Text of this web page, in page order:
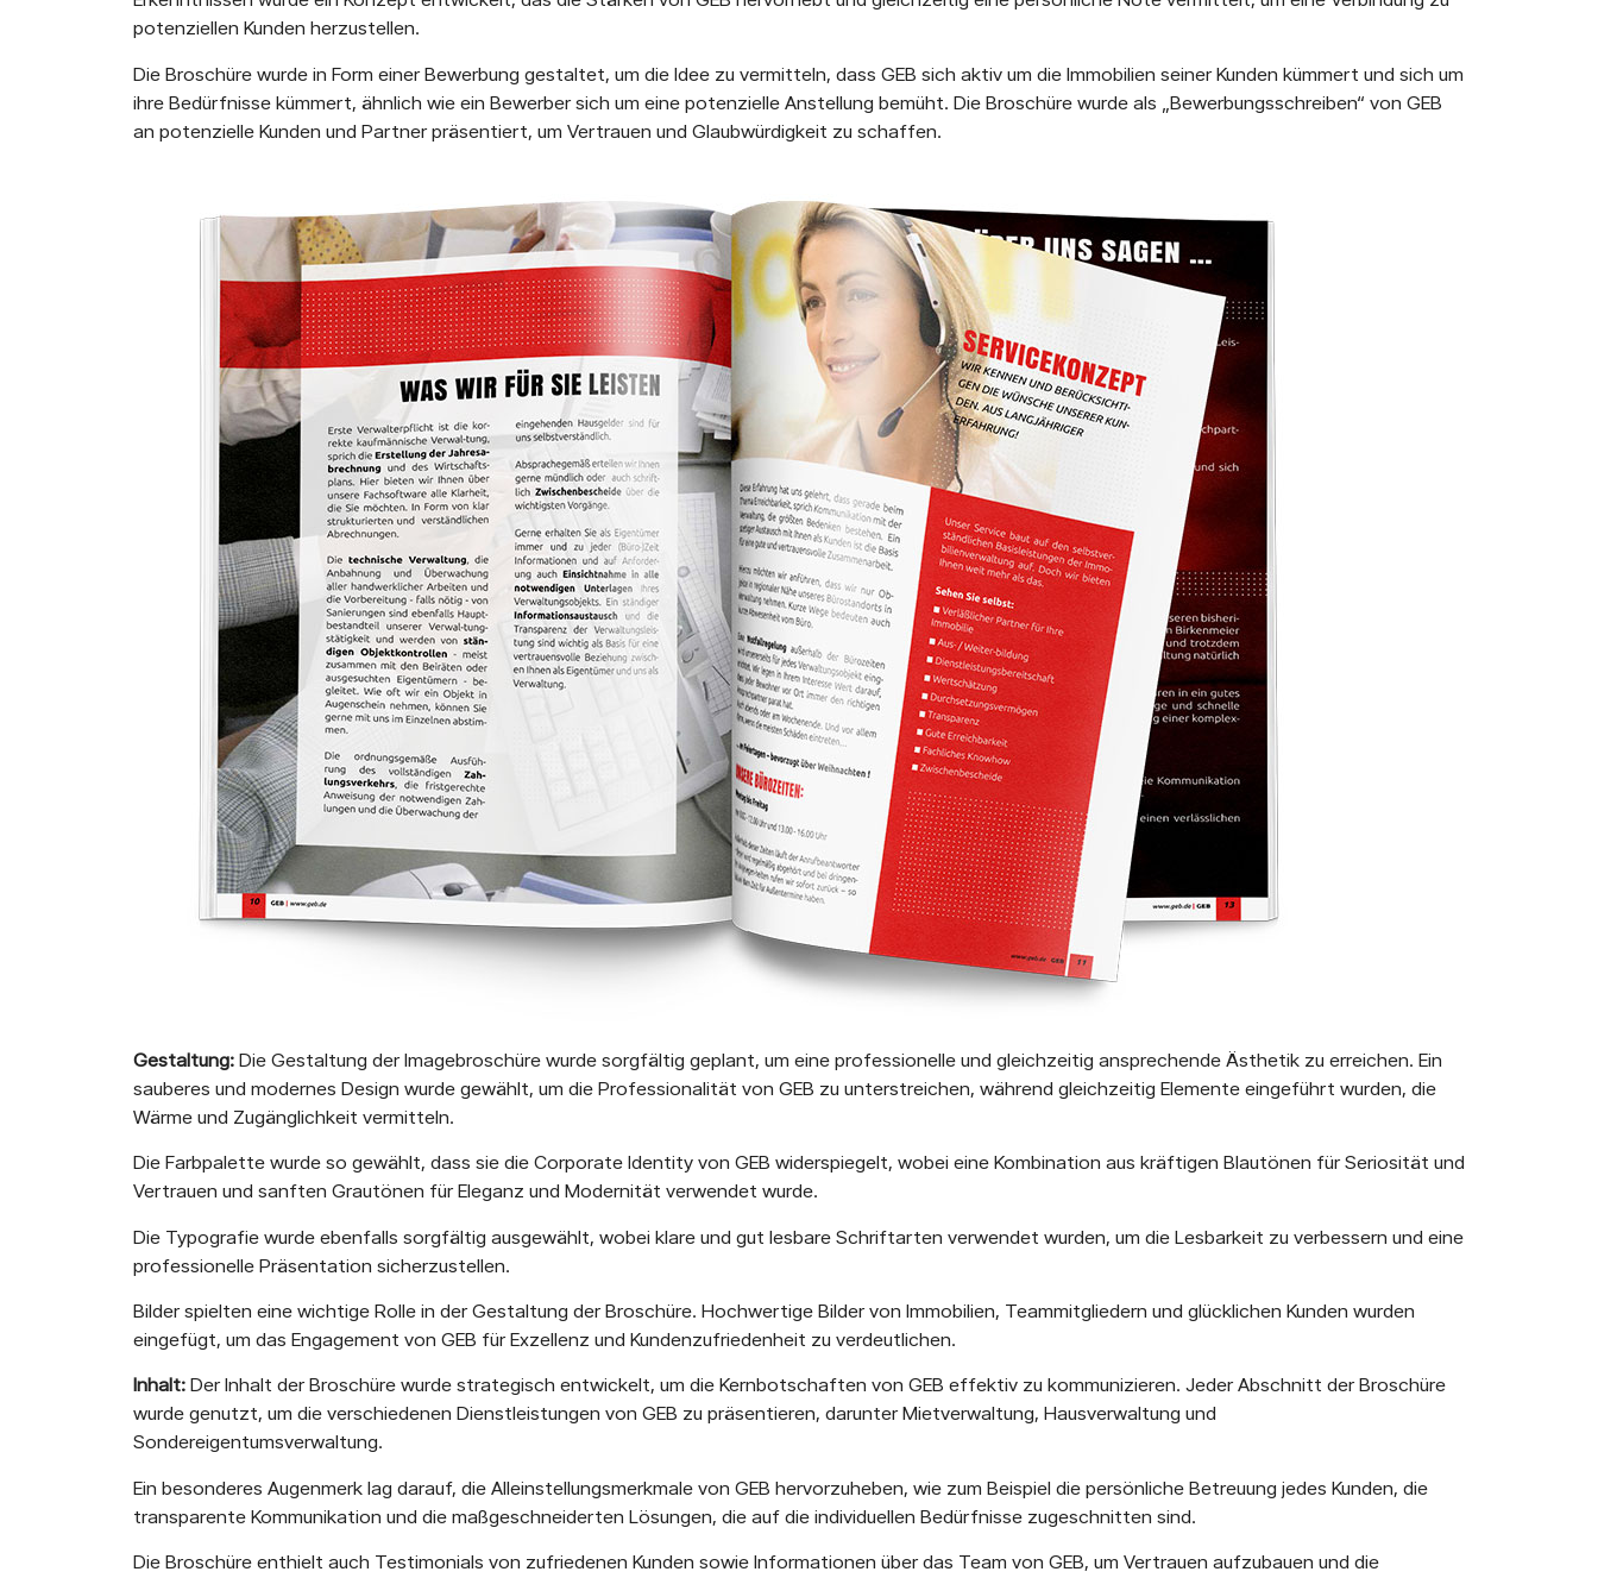
potenziellen Kunden herzustellen.
Die Broschüre wurde in Form einer Bewerbung gestaltet, um die Idee zu vermitteln, dass GEB sich aktiv um die Immobilien seiner Kunden kümmert und sich um
ihre Bedürfnisse kümmert, ähnlich wie ein Bewerber sich um eine potenzielle Anstellung bemüht. Die Broschüre wurde als „Bewerbungsschreiben“ von GEB
an potenzielle Kunden und Partner präsentiert, um Vertrauen und Glaubwürdigkeit zu schaffen.
Gestaltung: Die Gestaltung der Imagebroschüre wurde sorgfältig geplant, um eine professionelle und gleichzeitig ansprechende Ästhetik zu erreichen. Ein
sauberes und modernes Design wurde gewählt, um die Professionalität von GEB zu unterstreichen, während gleichzeitig Elemente eingeführt wurden, die
Wärme und Zugänglichkeit vermitteln.
Die Farbpalette wurde so gewählt, dass sie die Corporate Identity von GEB widerspiegelt, wobei eine Kombination aus kräftigen Blautönen für Seriosität und
Vertrauen und sanften Grautönen für Eleganz und Modernität verwendet wurde.
Die Typografie wurde ebenfalls sorgfältig ausgewählt, wobei klare und gut lesbare Schriftarten verwendet wurden, um die Lesbarkeit zu verbessern und eine
professionelle Präsentation sicherzustellen.
Bilder spielten eine wichtige Rolle in der Gestaltung der Broschüre. Hochwertige Bilder von Immobilien, Teammitgliedern und glücklichen Kunden wurden
eingefügt, um das Engagement von GEB für Exzellenz und Kundenzufriedenheit zu verdeutlichen.
Inhalt: Der Inhalt der Broschüre wurde strategisch entwickelt, um die Kernbotschaften von GEB effektiv zu kommunizieren. Jeder Abschnitt der Broschüre
wurde genutzt, um die verschiedenen Dienstleistungen von GEB zu präsentieren, darunter Mietverwaltung, Hausverwaltung und
Sondereigentumsverwaltung.
Ein besonderes Augenmerk lag darauf, die Alleinstellungsmerkmale von GEB hervorzuheben, wie zum Beispiel die persönliche Betreuung jedes Kunden, die
transparente Kommunikation und die maßgeschneiderten Lösungen, die auf die individuellen Bedürfnisse zugeschnitten sind.
Die Broschüre enthielt auch Testimonials von zufriedenen Kunden sowie Informationen über das Team von GEB, um Vertrauen aufzubauen und die